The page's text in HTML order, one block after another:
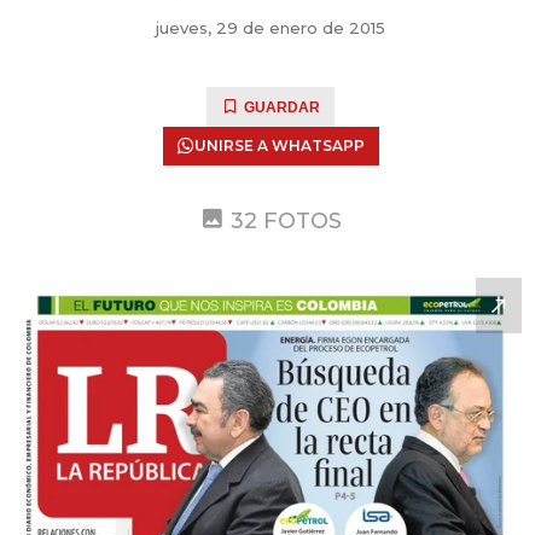
jueves, 29 de enero de 2015
GUARDAR
UNIRSE A WHATSAPP
32 FOTOS